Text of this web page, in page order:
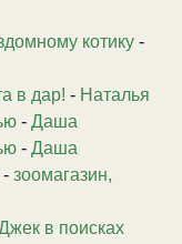
котику -
в дар! - Наталья
- Даша
- Даша
- зоомагазин,
в поисках